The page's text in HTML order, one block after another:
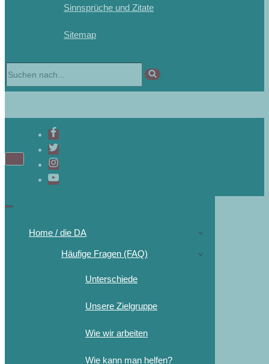
Sinnsprüche und Zitate
Sitemap
Home / die DA
Häufige Fragen (FAQ)
Unterschiede
Unsere Zielgruppe
Wie wir arbeiten
Wie kann man helfen?